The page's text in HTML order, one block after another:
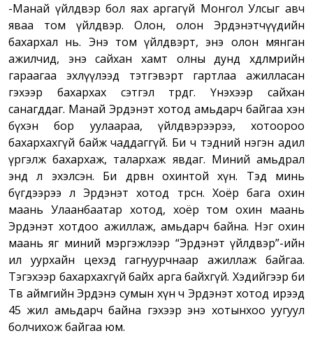
-Манай үйлдвэр бол яах аргагүй Монгол Улсыг авч
яваа том үйлдвэр. Олон, олон Эрдэнэтчүүдийн
бахархал нь. Энэ том үйлдвэрт, энэ олон мянган
ажилчид, энэ сайхан хамт олны дунд хөдөлмөрийн
гараагаа эхлүүлээд тэтгэвэрт гартлаа ажилласан
гэхээр бахархах сэтгэл төрдөг. Үнэхээр сайхан
санагддаг. Манай Эрдэнэт хотод амьдарч байгаа хэн
бүхэн бор уулаараа, үйлдвэрээрээ, хотоороо
бахархахгүй байж чаддаггүй. Би ч тэдний нэгэн адил
үргэлж бахархаж, талархаж явдаг. Миний амьдрал
энд л эхэлсэн. Би дөрвөн охинтой хүн. Тэд минь
бүгдээрээ л Эрдэнэт хотод төрсөн. Хоёр бага охин
маань Улаанбаатар хотод, хоёр том охин маань
Эрдэнэт хотдоо ажиллаж, амьдарч байна. Нэг охин
маань яг миний мэргэжлээр “Эрдэнэт үйлдвэр”-ийн
ил уурхайн цехэд гагнуурчнаар ажиллаж байгаа.
Тэгэхээр бахархахгүй байх арга байхгүй. Хэдийгээр би
Төв аймгийн Эрдэнэ сумын хүн ч Эрдэнэт хотод ирээд
45 жил амьдарч байна гэхээр энэ хотынхоо уугуул
болчихож байгаа юм.